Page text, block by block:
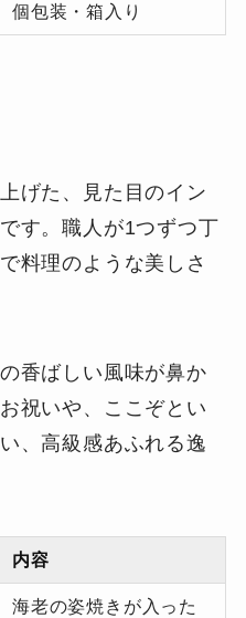
個包装・箱入り
げた、見た目のイン
す。職人が1つずつ丁
料理のような美しさ
香ばしい風味が鼻か
祝いや、ここぞとい
、高級感あふれる逸
内容
海老の姿焼きが入った